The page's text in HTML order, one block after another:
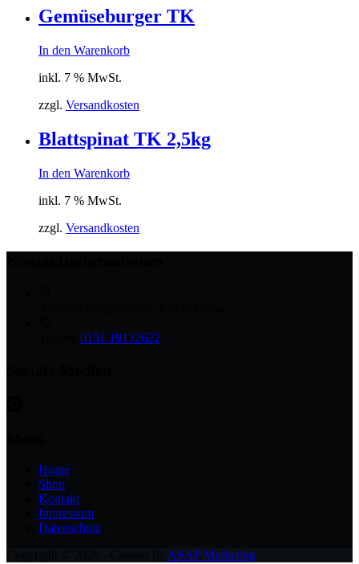
Gemüseburger TK
In den Warenkorb
inkl. 7 % MwSt.
zzgl. Versandkosten
Blattspinat TK 2,5kg
In den Warenkorb
inkl. 7 % MwSt.
zzgl. Versandkosten
0151 19132622
Home
Shop
Kontakt
Impressum
Datenschutz
ASAP Marketing